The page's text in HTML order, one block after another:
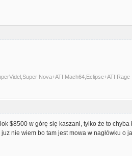
Nova+ATI Mach64,Eclipse+ATI
$8500 w górę się kaszani, tylko że to
nie wiem bo tam jest mowa w nagłówku